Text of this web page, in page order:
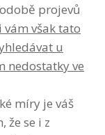
projevů
vám však tato
u
nedostatky ve
míry je váš
že se i z